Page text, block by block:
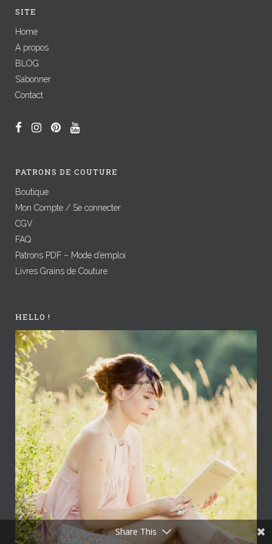
SITE
Home
A propos
BLOG
S’abonner
Contact
PATRONS DE COUTURE
Boutique
Mon Compte / Se connecter
CGV
FAQ
Patrons PDF – Mode d’emploi
Livres Grains de Couture
HELLO !
Share This